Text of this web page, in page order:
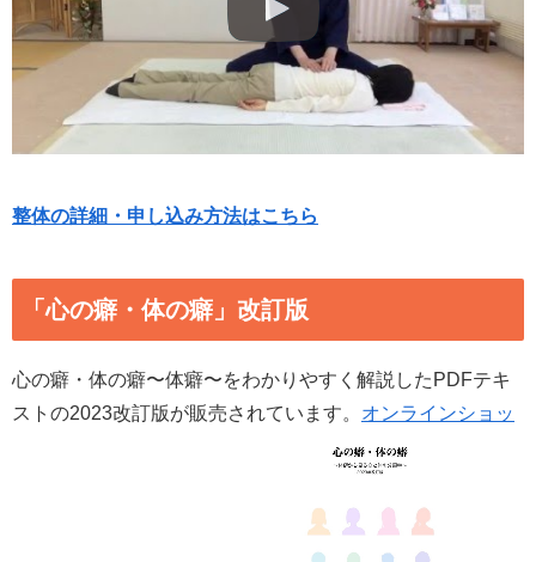
整体の詳細・申し込み方法はこちら
「心の癖・体の癖」改訂版
心の癖・体の癖〜体癖〜をわかりやすく解説したPDFテキ
ストの2023改訂版が販売されています。 オンラインショッ